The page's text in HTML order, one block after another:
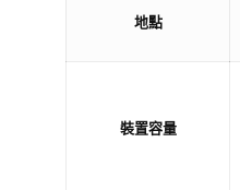
地點
裝置容量